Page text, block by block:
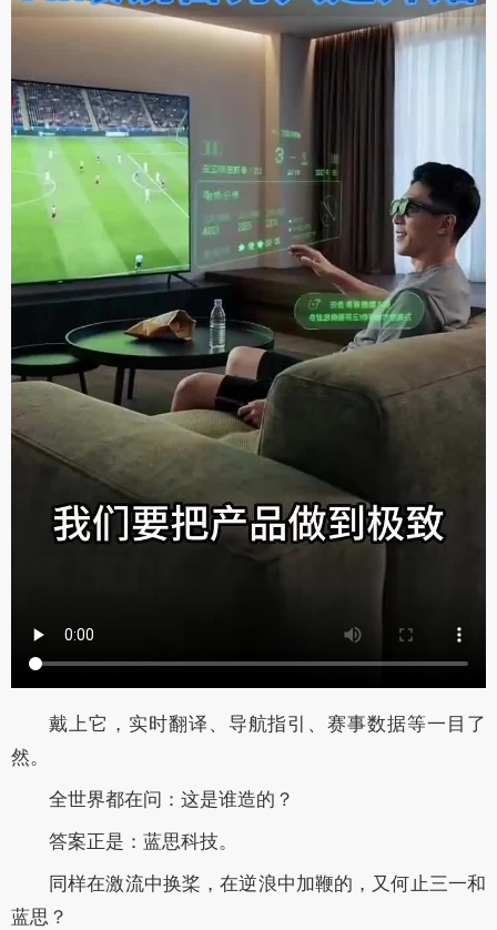
戴上它，实时翻译、导航指引、赛事数据等一目了
然。
全世界都在问：这是谁造的？
答案正是：蓝思科技。
同样在激流中换桨，在逆浪中加鞭的，又何止三一和
蓝思？